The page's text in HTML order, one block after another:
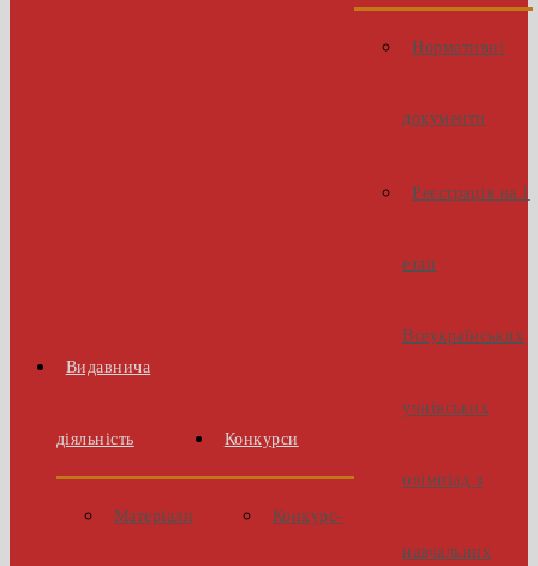
Видавнича
діяльність
Матеріали
Конкурси
Конкурс-
Нормативні
документи
Реєстрація на І
етап
Всеукраїнських
учнівських
олімпіад з
навчальних